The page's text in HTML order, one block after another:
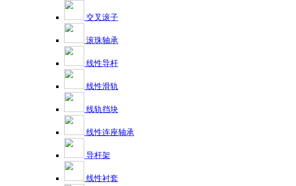
交叉滚子
滚珠轴承
线性导杆
线性滑轨
线轨挡块
线性连座轴承
导杆架
线性衬套